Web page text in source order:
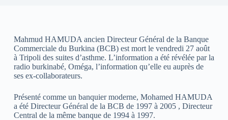
Mahmud HAMUDA ancien Directeur Général de la Banque
Commerciale du Burkina (BCB) est mort le vendredi 27 août
à Tripoli des suites d’asthme. L’information a été révélée par la
radio burkinabé, Oméga, l’information qu’elle eu auprès de
ses ex-collaborateurs.
Présenté comme un banquier moderne, Mohamed HAMUDA
a été Directeur Général de la BCB de 1997 à 2005 , Directeur
Central de la même banque de 1994 à 1997.